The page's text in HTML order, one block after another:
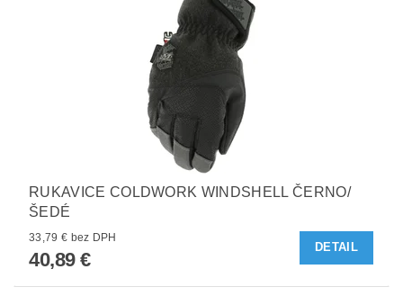
RUKAVICE COLDWORK WINDSHELL ČERNO/
ŠEDÉ
33,79 € bez DPH
40,89 €
DETAIL